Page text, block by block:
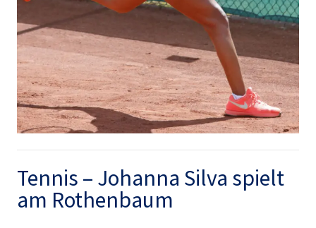
Tennis – Johanna Silva spielt
am Rothenbaum